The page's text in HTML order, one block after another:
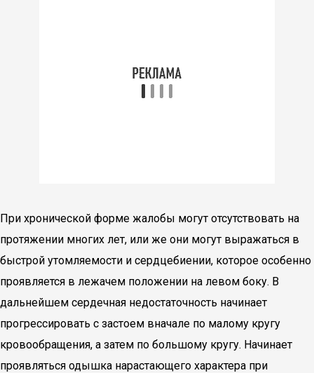
При хронической форме жалобы могут отсутствовать на
протяжении многих лет, или же они могут выражаться в
быстрой утомляемости и сердцебиении, которое особенно
проявляется в лежачем положении на левом боку. В
дальнейшем сердечная недостаточность начинает
прогрессировать с застоем вначале по малому кругу
кровообращения, а затем по большому кругу. Начинает
проявляться одышка нарастающего характера при